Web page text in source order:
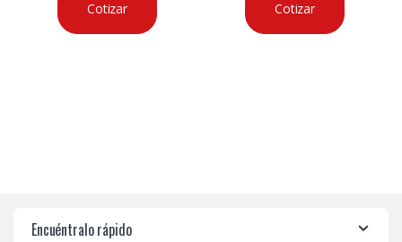
Cotizar Cotizar
Encuéntralo rápido